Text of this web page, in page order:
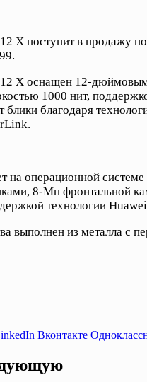
X поступит в продажу
X оснащен 12-
1000 нит,
блики благодаря
на операционной
8-Мп фронтальной
технологии
выполнен из металла с
Вконтакте